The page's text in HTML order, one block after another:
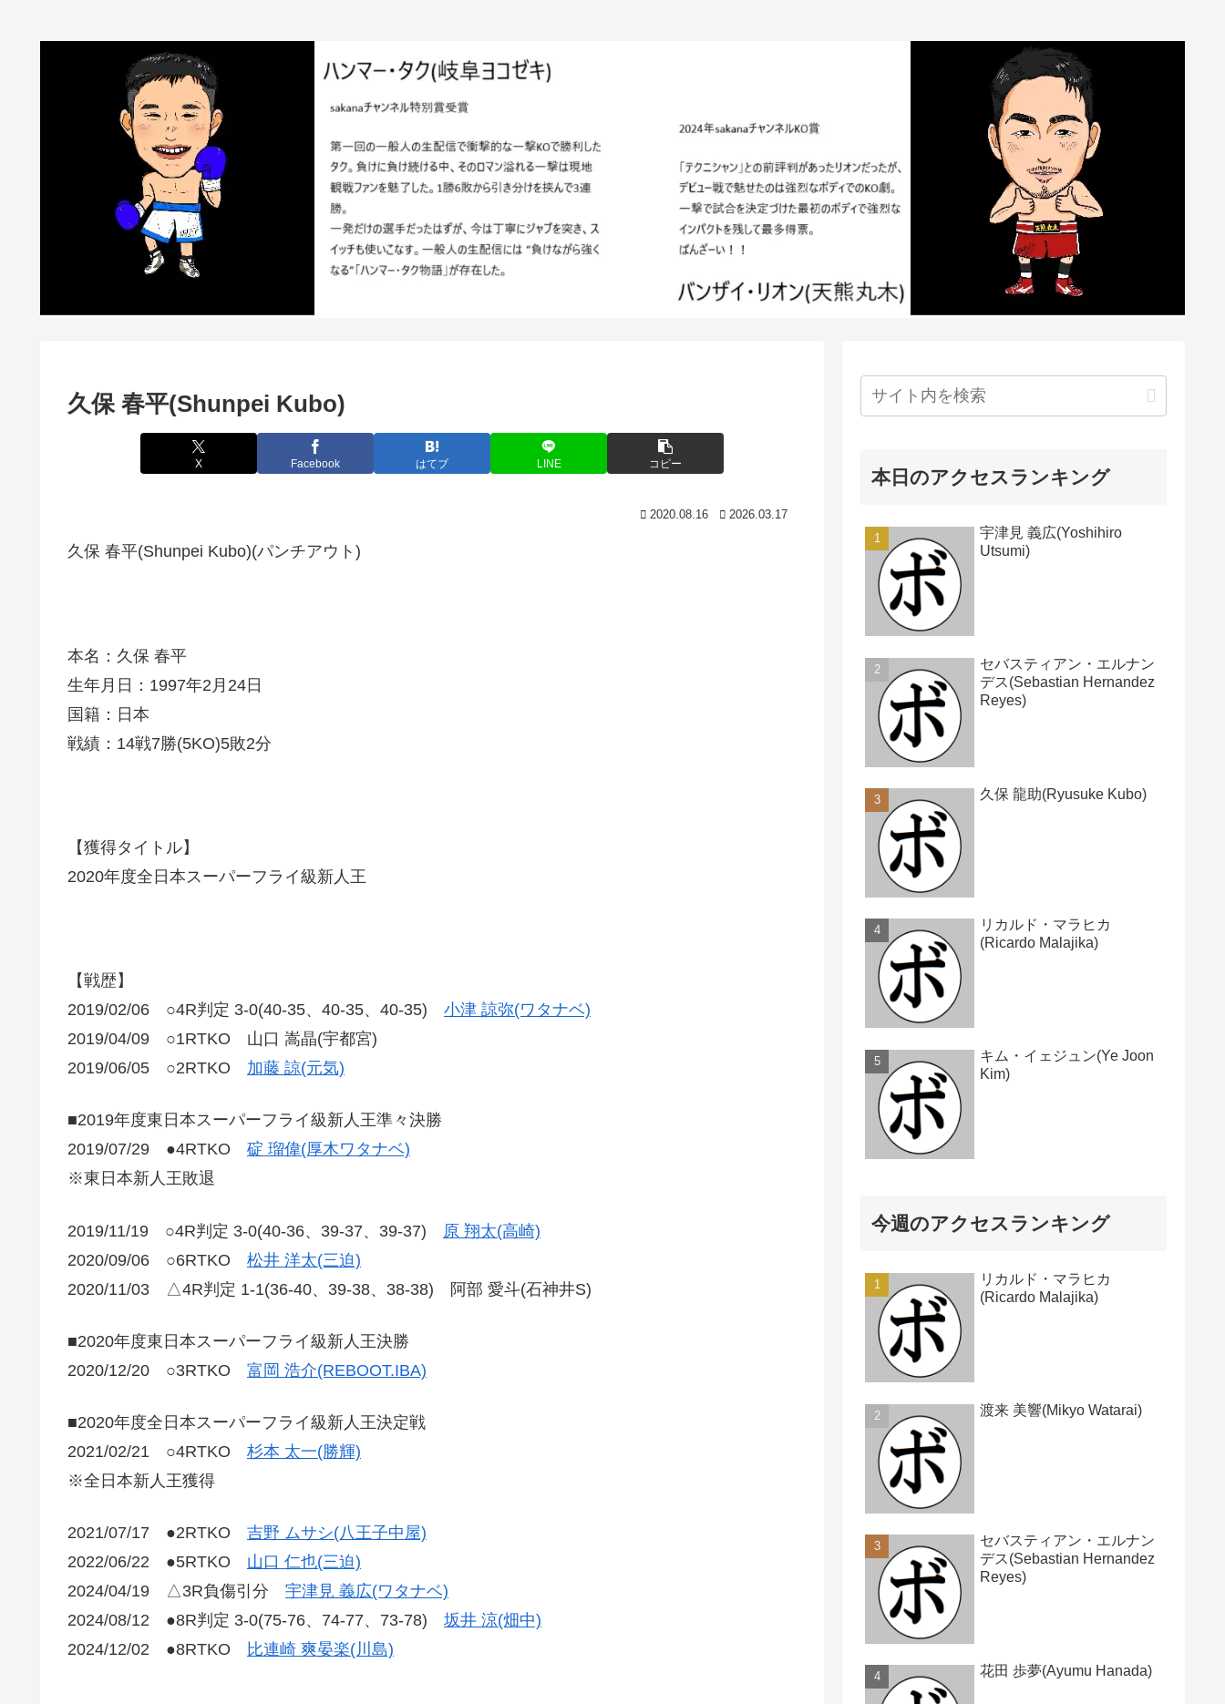
久保 春平(Shunpei Kubo)
X Facebook はてブ LINE コピー
2020.08.16 2026.03.17
久保 春平(Shunpei Kubo)(パンチアウト)
本名：久保 春平
生年月日：1997年2月24日
国籍：日本
戦績：14戦7勝(5KO)5敗2分
【獲得タイトル】
2020年度全日本スーパーフライ級新人王
【戦歴】
2019/02/06 ○4R判定 3-0(40-35、40-35、40-35) 小津 諒弥(ワタナベ)
2019/04/09 ○1RTKO 山口 嵩晶(宇都宮)
2019/06/05 ○2RTKO 加藤 諒(元気)
■2019年度東日本スーパーフライ級新人王準々決勝
2019/07/29 ●4RTKO 碇 瑠偉(厚木ワタナベ)
※東日本新人王敗退
2019/11/19 ○4R判定 3-0(40-36、39-37、39-37) 原 翔太(高崎)
2020/09/06 ○6RTKO 松井 洋太(三迫)
2020/11/03 △4R判定 1-1(36-40、39-38、38-38) 阿部 愛斗(石神井S)
■2020年度東日本スーパーフライ級新人王決勝
2020/12/20 ○3RTKO 富岡 浩介(REBOOT.IBA)
■2020年度全日本スーパーフライ級新人王決定戦
2021/02/21 ○4RTKO 杉本 太一(勝輝)
※全日本新人王獲得
2021/07/17 ●2RTKO 吉野 ムサシ(八王子中屋)
2022/06/22 ●5RTKO 山口 仁也(三迫)
2024/04/19 △3R負傷引分 宇津見 義広(ワタナベ)
2024/08/12 ●8R判定 3-0(75-76、74-77、73-78) 坂井 涼(畑中)
2024/12/02 ●8RTKO
比連崎 爽晏楽(川島)
本日のアクセスランキング
宇津見 義広(Yoshihiro
Utsumi)
セバスティアン・エルナン
デス(Sebastian Hernandez
Reyes)
久保 龍助(Ryusuke Kubo)
リカルド・マラヒカ
(Ricardo Malajika)
キム・イェジュン(Ye Joon
Kim)
今週のアクセスランキング
リカルド・マラヒカ
(Ricardo Malajika)
渡来 美響(Mikyo Watarai)
セバスティアン・エルナン
デス(Sebastian Hernandez
Reyes)
花田 歩夢(Ayumu Hanada)